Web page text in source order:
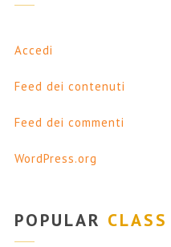
Accedi
Feed dei contenuti
Feed dei commenti
WordPress.org
POPULAR CLASS